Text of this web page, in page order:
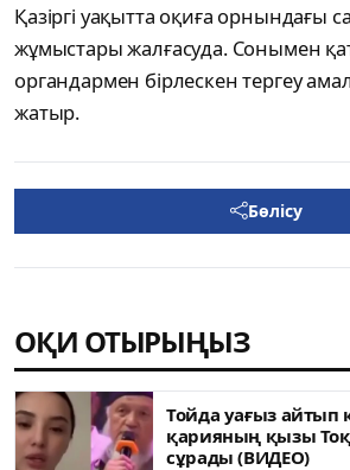
Қазіргі уақытта оқиға орнындағы
жұмыстары жалғасуда. Сонымен
органдармен бірлескен тергеу
жатыр.
Бөлісу
ОҚИ ОТЫРЫҢЫЗ
Тойда уағыз айтып
қарияның қызы
сұрады (ВИДЕО)